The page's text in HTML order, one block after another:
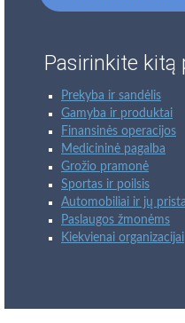
Pasirinkite kitą
Prekyba ir sandėlis
Gamyba ir produktai
Finansinės operacijos
Medicininė pagalba
Grožio pramonė
Sportas ir poilsis
Automobiliai ir jų
Paslaugos žmonėms
Kiekvienai organizacijai